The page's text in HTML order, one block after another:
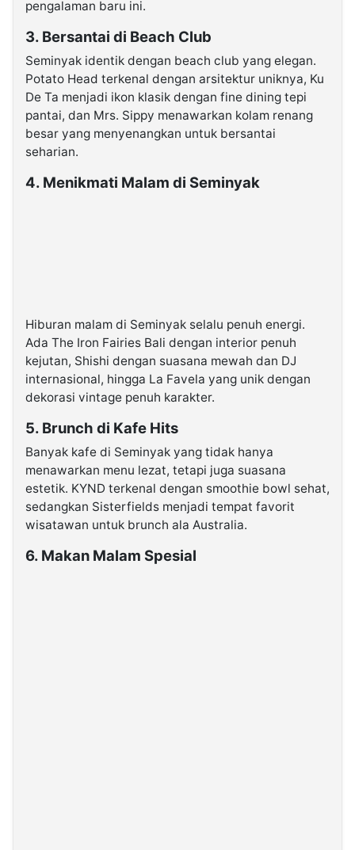
pengalaman baru ini.
3. Bersantai di Beach Club
Seminyak identik dengan beach club yang elegan.
Potato Head terkenal dengan arsitektur uniknya, Ku
De Ta menjadi ikon klasik dengan fine dining tepi
pantai, dan Mrs. Sippy menawarkan kolam renang
besar yang menyenangkan untuk bersantai
seharian.
4. Menikmati Malam di Seminyak
Hiburan malam di Seminyak selalu penuh energi.
Ada The Iron Fairies Bali dengan interior penuh
kejutan, Shishi dengan suasana mewah dan DJ
internasional, hingga La Favela yang unik dengan
dekorasi vintage penuh karakter.
5. Brunch di Kafe Hits
Banyak kafe di Seminyak yang tidak hanya
menawarkan menu lezat, tetapi juga suasana
estetik. KYND terkenal dengan smoothie bowl sehat,
sedangkan Sisterfields menjadi tempat favorit
wisatawan untuk brunch ala Australia.
6. Makan Malam Spesial